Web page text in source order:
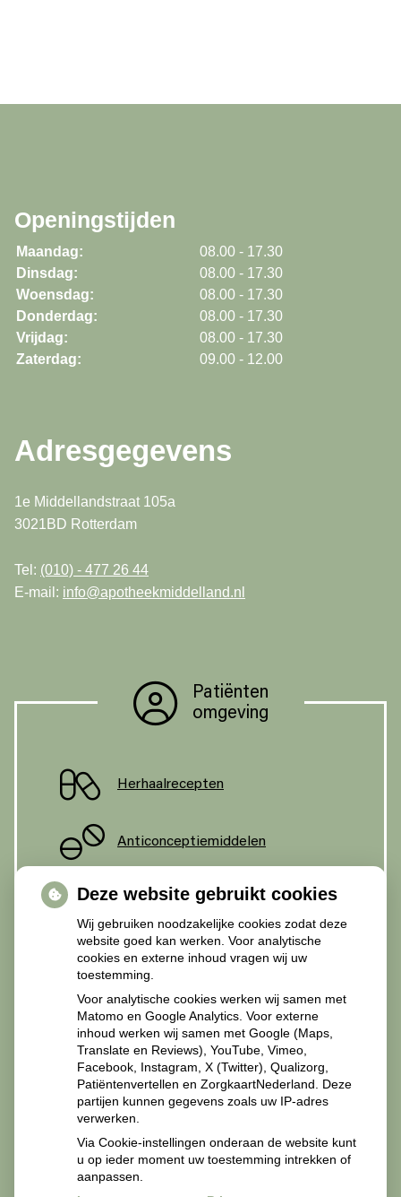
Openingstijden
Maandag:
08.00 - 17.30
Dinsdag:
08.00 - 17.30
Woensdag:
08.00 - 17.30
Donderdag:
08.00 - 17.30
Vrijdag:
08.00 - 17.30
Zaterdag:
09.00 - 12.00
Adresgegevens
1e Middellandstraat 105a
3021BD Rotterdam
Tel: (010) - 477 26 44
E-mail: info@apotheekmiddelland.nl
Patiënten
omgeving
Herhaalrecepten
Anticonceptiemiddelen
Diabetesmiddelen
Recepten Zorgverleners
Recepten van zorgverleners svp mailen naar
apotheekmiddelland@zorgmail.nl.
Deze website gebruikt cookies
Wij gebruiken noodzakelijke cookies zodat deze
website goed kan werken. Voor analytische
cookies en externe inhoud vragen wij uw
toestemming.
Voor analytische cookies werken wij samen met
Matomo en Google Analytics. Voor externe
inhoud werken wij samen met Google (Maps,
Translate en Reviews), YouTube, Vimeo,
Facebook, Instagram, X (Twitter), Qualizorg,
Patiëntenvertellen en ZorgkaartNederland. Deze
partijen kunnen gegevens zoals uw IP-adres
verwerken.
Via Cookie-instellingen onderaan de website kunt
u op ieder moment uw toestemming intrekken of
aanpassen.